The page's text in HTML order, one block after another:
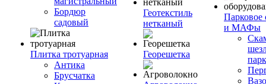
Бордюр
садовый
Плитка тротуарная
Антика
Брусчатка
Геотекстиль
нетканый
Георешетка
Парковое
и МАФы